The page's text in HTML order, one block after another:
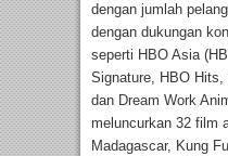
dengan jumlah
dengan dukungan
seperti HBO Asia
Signature, HBO
dan Dream Work
meluncurkan 32 film
Madagascar, Kung